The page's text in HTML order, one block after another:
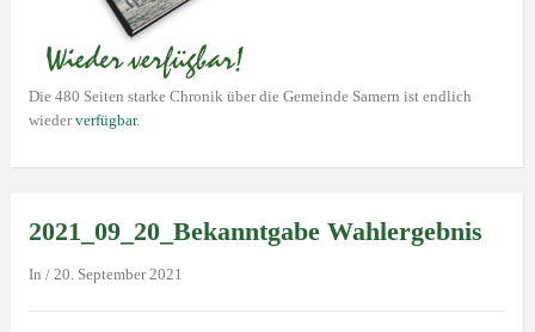
Die 480 Seiten starke Chronik über die Gemeinde Samern ist endlich
wiederverfügbar.
2021_09_20_Bekanntgabe Wahlergebnis
In / 20. September 2021